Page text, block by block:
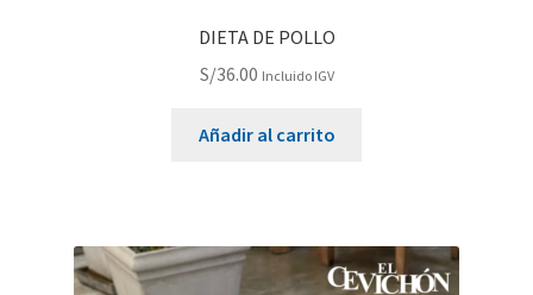
DIETA DE POLLO
S/36.00 Incluido IGV
Añadir al carrito